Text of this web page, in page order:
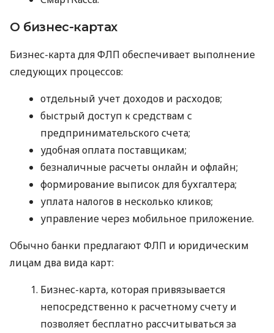
О бизнес-картах
Бизнес-карта для ФЛП обеспечивает выполнение
следующих процессов:
отдельный учет доходов и расходов;
быстрый доступ к средствам с
предпринимательского счета;
удобная оплата поставщикам;
безналичные расчеты онлайн и офлайн;
формирование выписок для бухгалтера;
уплата налогов в несколько кликов;
управление через мобильное приложение.
Обычно банки предлагают ФЛП и юридическим
лицам два вида карт:
Бизнес-карта, которая привязывается
непосредственно к расчетному счету и
позволяет бесплатно рассчитываться за